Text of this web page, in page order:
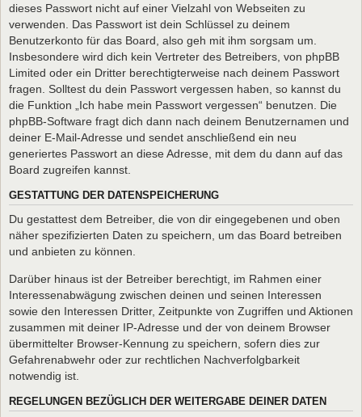
dieses Passwort nicht auf einer Vielzahl von Webseiten zu
verwenden. Das Passwort ist dein Schlüssel zu deinem
Benutzerkonto für das Board, also geh mit ihm sorgsam um.
Insbesondere wird dich kein Vertreter des Betreibers, von phpBB
Limited oder ein Dritter berechtigterweise nach deinem Passwort
fragen. Solltest du dein Passwort vergessen haben, so kannst du
die Funktion „Ich habe mein Passwort vergessen“ benutzen. Die
phpBB-Software fragt dich dann nach deinem Benutzernamen und
deiner E-Mail-Adresse und sendet anschließend ein neu
generiertes Passwort an diese Adresse, mit dem du dann auf das
Board zugreifen kannst.
GESTATTUNG DER DATENSPEICHERUNG
Du gestattest dem Betreiber, die von dir eingegebenen und oben
näher spezifizierten Daten zu speichern, um das Board betreiben
und anbieten zu können.
Darüber hinaus ist der Betreiber berechtigt, im Rahmen einer
Interessenabwägung zwischen deinen und seinen Interessen
sowie den Interessen Dritter, Zeitpunkte von Zugriffen und Aktionen
zusammen mit deiner IP-Adresse und der von deinem Browser
übermittelter Browser-Kennung zu speichern, sofern dies zur
Gefahrenabwehr oder zur rechtlichen Nachverfolgbarkeit
notwendig ist.
REGELUNGEN BEZÜGLICH DER WEITERGABE DEINER DATEN